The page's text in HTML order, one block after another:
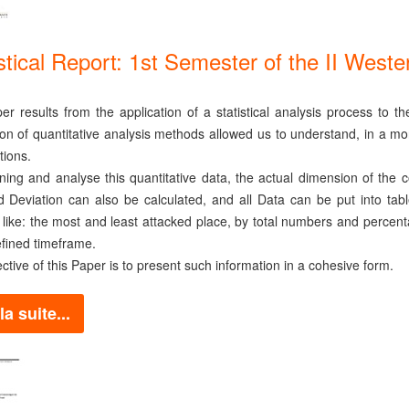
Report: 1st Semester of the II
results from the application of a statistical analysis process to
of quantitative analysis methods allowed us to understand, in a
and analyse this quantitative data, the actual dimension of the
Deviation can also be calculated, and all Data can be put into
the most and least attacked place, by total numbers and
timeframe.
of this Paper is to present such information in a cohesive form.
suite...